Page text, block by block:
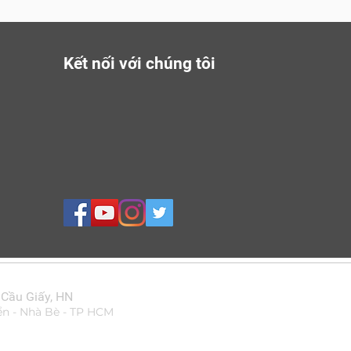
Kết nối với chúng tôi
Giấy, HN
- Nhà Bè - TP HCM